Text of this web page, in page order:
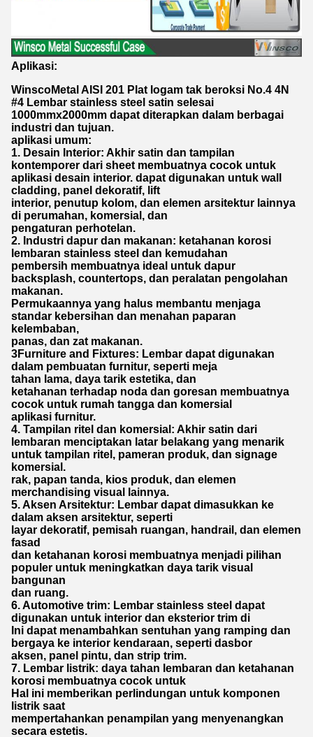
Aplikasi:
WinscoMetal AISI 201 Plat logam tak beroksi No.4 4N
#4 Lembar stainless steel satin selesai
1000mmx2000mm dapat diterapkan dalam berbagai
industri dan tujuan.
aplikasi umum:
1. Desain Interior: Akhir satin dan tampilan
kontemporer dari sheet membuatnya cocok untuk
aplikasi desain interior. dapat digunakan untuk wall
cladding, panel dekoratif, lift
interior, penutup kolom, dan elemen arsitektur lainnya
di perumahan, komersial, dan
pengaturan perhotelan.
2. Industri dapur dan makanan: ketahanan korosi
lembaran stainless steel dan kemudahan
pembersih membuatnya ideal untuk dapur
backsplash, countertops, dan peralatan pengolahan
makanan.
Permukaannya yang halus membantu menjaga
standar kebersihan dan menahan paparan
kelembaban,
panas, dan zat makanan.
3Furniture and Fixtures: Lembar dapat digunakan
dalam pembuatan furnitur, seperti meja
tahan lama, daya tarik estetika, dan
ketahanan terhadap noda dan goresan membuatnya
cocok untuk rumah tangga dan komersial
aplikasi furnitur.
4. Tampilan ritel dan komersial: Akhir satin dari
lembaran menciptakan latar belakang yang menarik
untuk tampilan ritel, pameran produk, dan signage
komersial.
rak, papan tanda, kios produk, dan elemen
merchandising visual lainnya.
5. Aksen Arsitektur: Lembar dapat dimasukkan ke
dalam aksen arsitektur, seperti
layar dekoratif, pemisah ruangan, handrail, dan elemen
fasad
dan ketahanan korosi membuatnya menjadi pilihan
populer untuk meningkatkan daya tarik visual
bangunan
dan ruang.
6. Automotive trim: Lembar stainless steel dapat
digunakan untuk interior dan eksterior trim di
Ini dapat menambahkan sentuhan yang ramping dan
bergaya ke interior kendaraan, seperti dasbor
aksen, panel pintu, dan strip trim.
7. Lembar listrik: daya tahan lembaran dan ketahanan
korosi membuatnya cocok untuk
Hal ini memberikan perlindungan untuk komponen
listrik saat
mempertahankan penampilan yang menyenangkan
secara estetis.